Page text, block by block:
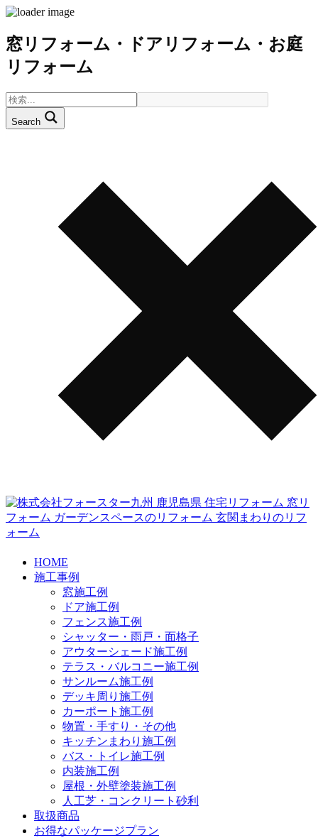
窓リフォーム・ドアリフォーム・お庭
リフォーム
Search
HOME
施工事例
窓施工例
ドア施工例
フェンス施工例
シャッター・雨戸・面格子
アウターシェード施工例
テラス・バルコニー施工例
サンルーム施工例
デッキ周り施工例
カーポート施工例
物置・手すり・その他
キッチンまわり施工例
バス・トイレ施工例
内装施工例
屋根・外壁塗装施工例
人工芝・コンクリート砂利
取扱商品
お得なパッケージプラン